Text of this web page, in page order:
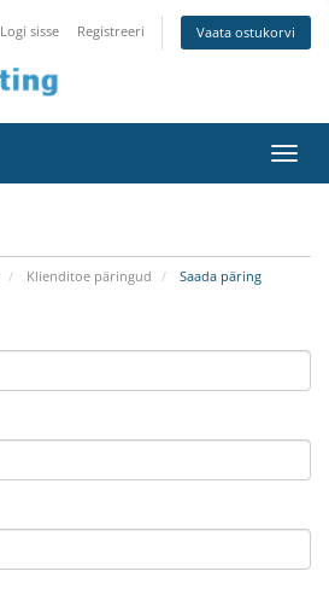
Logi sisse Registreeri Vaata ostukorvi
Klienditoe päringud Saada päring